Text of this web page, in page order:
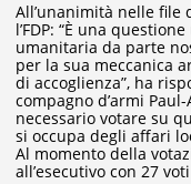
All’unanimità nelle file
l’FDP: “È una
umanitaria da parte
per la sua meccanica
di accoglienza”, ha
compagno d’armi
necessario votare su
si occupa degli affari
Al momento della
all’esecutivo con 27